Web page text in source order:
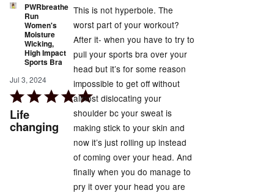
PWRbreathe
Run
Women's
Moisture
Wicking,
High Impact
Sports Bra
Jul 3, 2024
Rated
5
out
Life
changing
This is not hyperbole. The
worst part of your workout?
After it- when you have to try to
pull your sports bra over your
head but it’s for some reason
impossible to get off without
almost dislocating your
shoulder bc your sweat is
making stick to your skin and
now it’s just rolling up instead
of coming over your head. And
finally when you do manage to
pry it over your head you are